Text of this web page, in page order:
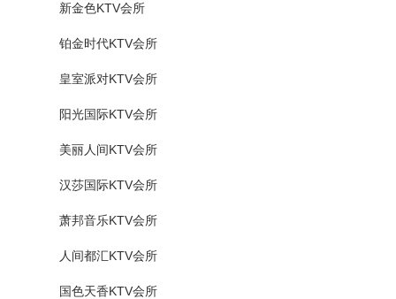
新金色KTV会所
铂金时代KTV会所
皇室派对KTV会所
阳光国际KTV会所
美丽人间KTV会所
汉莎国际KTV会所
萧邦音乐KTV会所
人间都汇KTV会所
国色天香KTV会所